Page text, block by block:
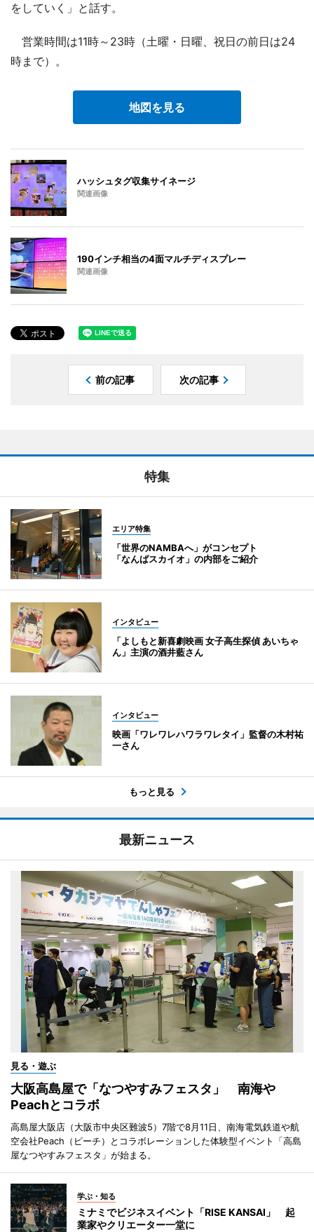
をしていく」と話す。
営業時間は11時～23時（土曜・日曜、祝日の前日は24
時まで）。
地図を見る
ハッシュタグ収集サイネージ
関連画像
190インチ相当の4面マルチディスプレー
関連画像
前の記事 次の記事
特集
エリア特集
「世界のNAMBAへ」がコンセプト
「なんばスカイオ」の内部をご紹介
インタビュー
「よしもと新喜劇映画 女子高生探偵 あいちゃ
ん」主演の酒井藍さん
インタビュー
映画「ワレワレハワラワレタイ」監督の木村祐
一さん
もっと見る
最新ニュース
見る・遊ぶ
大阪高島屋で「なつやすみフェスタ」 南海や
Peachとコラボ
高島屋大阪店（大阪市中央区難波5）7階で8月11日、南海電気鉄道や航
空会社Peach（ピーチ）とコラボレーションした体験型イベント「高島
屋なつやすみフェスタ」が始まる。
学ぶ・知る
ミナミでビジネスイベント「RISE KANSAI」 起
業家やクリエーター一堂に